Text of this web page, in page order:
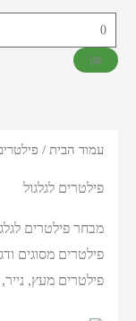
סנן
עמוד הבית /
פילטרים לגלגול
פילטרים מסוגים
פילטרים מעץ,